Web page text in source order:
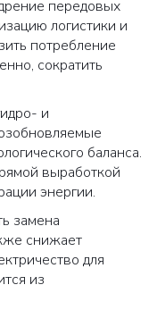
передовых
логистики и
потребление
сократить
и
баланса.
выработкой
энергии.
замена
снижает
для
из